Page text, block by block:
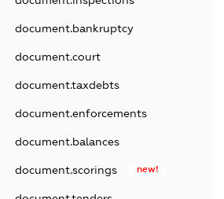
document.bankruptcy
document.court
document.taxdebts
document.enforcements
document.balances
document.scorings new!